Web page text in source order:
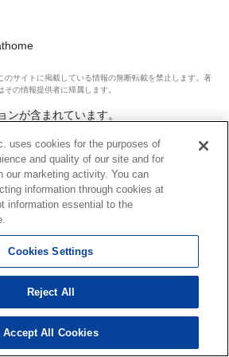
サイトに掲載している情報の無断転載を禁止します。著
の情報提供者に帰属します。
ンが含まれています。
uses cookies for the purposes of
and quality of our site and for
our marketing activity. You can
information through cookies at
information essential to the
Cookies Settings
Reject All
Accept All Cookies